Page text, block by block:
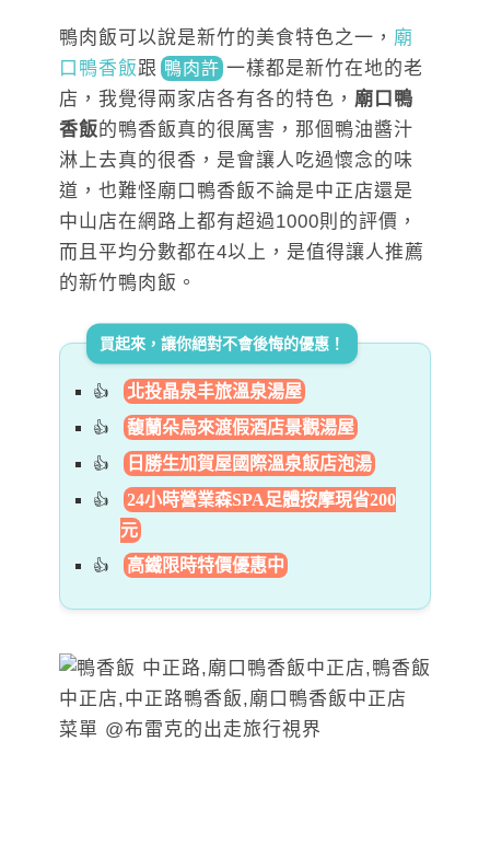
鴨肉飯可以說是新竹的美食特色之一， 廟
口鴨香飯跟 鴨肉許 一樣都是新竹在地的老
店，我覺得兩家店各有各的特色， 廟口鴨
香飯的鴨香飯真的很厲害 ，那個鴨油醬汁
淋上去真的很香，是會讓人吃過懷念的味
道，也難怪廟口鴨香飯不論是中正店還是
中山店在網路上都有超過1000則的評價，
而且平均分數都在4以上，是值得讓人推薦
的新竹鴨肉飯。
買起來，讓你絕對不會後悔的優惠！
北投晶泉丰旅溫泉湯屋
馥蘭朵烏來渡假酒店景觀湯屋
日勝生加賀屋國際溫泉飯店泡湯
24小時營業森SPA足體按摩現省200
元
高鐵限時特價優惠中